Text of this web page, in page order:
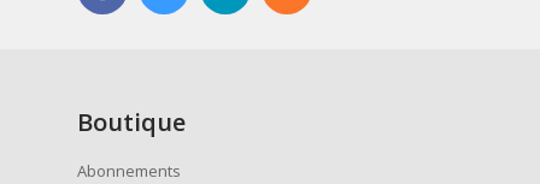
Boutique
Abonnements